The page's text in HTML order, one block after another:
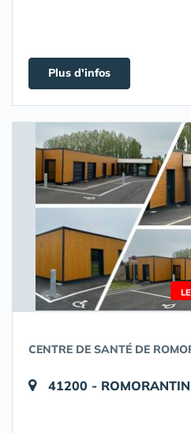
Plus d'infos
CENTRE DE SANTÉ DE
41200 -